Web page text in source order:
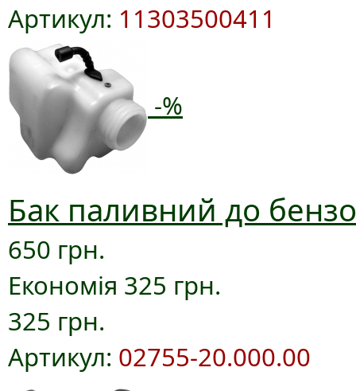
Артикул: 11303500411
-%
Бак паливний до
650 грн.
Економія 325 грн.
325 грн.
Артикул: 02755-20.000.00